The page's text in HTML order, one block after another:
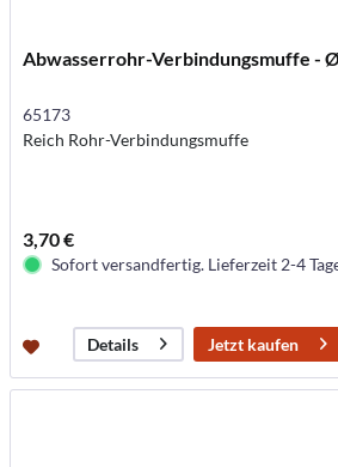
Abwasserrohr-Verbindungsmuffe -
65173
Reich Rohr-Verbindungsmuffe
3,70 €
Sofort versandfertig. Lieferzeit 2-4
Details Jetzt kaufen